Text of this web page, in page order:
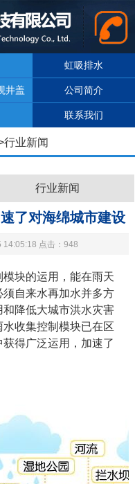
虹吸排水
井盖 公司简介
联系我们
行业新闻
行业新闻
了对海绵城市建设
点击：948
块的运用，能在雨天
自来水再加水并多方
降低大城市洪水灾害
水收集控制模块已在区
得广泛运用，加速了